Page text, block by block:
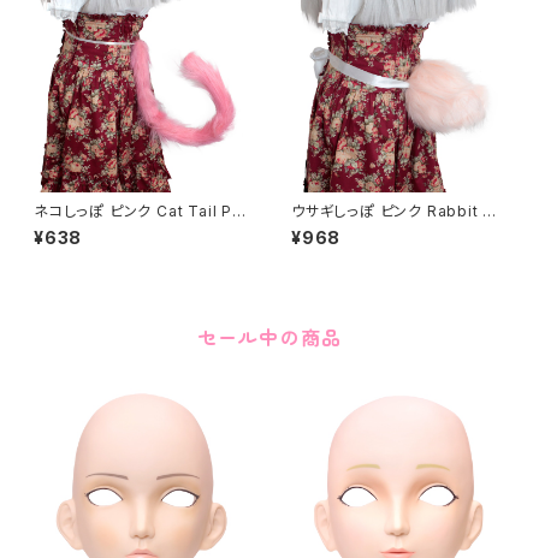
ネコしっぽ ピンク Cat Tail Pin
k
¥638
ウサギしっぽ ピンク Rabbit Ta
il Pink
¥968
セール中の商品